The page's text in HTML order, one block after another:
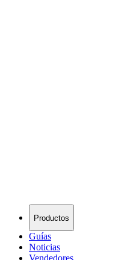
Productos
Guías
Noticias
Vendedores